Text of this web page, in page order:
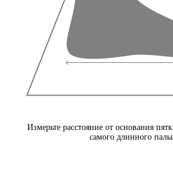
Измерьте расстояние от основания
самого длинного